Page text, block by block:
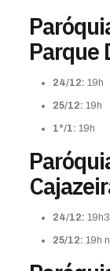
Parque
24/12: 19h
25/12: 19h
1°/1: 19h
24/12:
25/12: 19h